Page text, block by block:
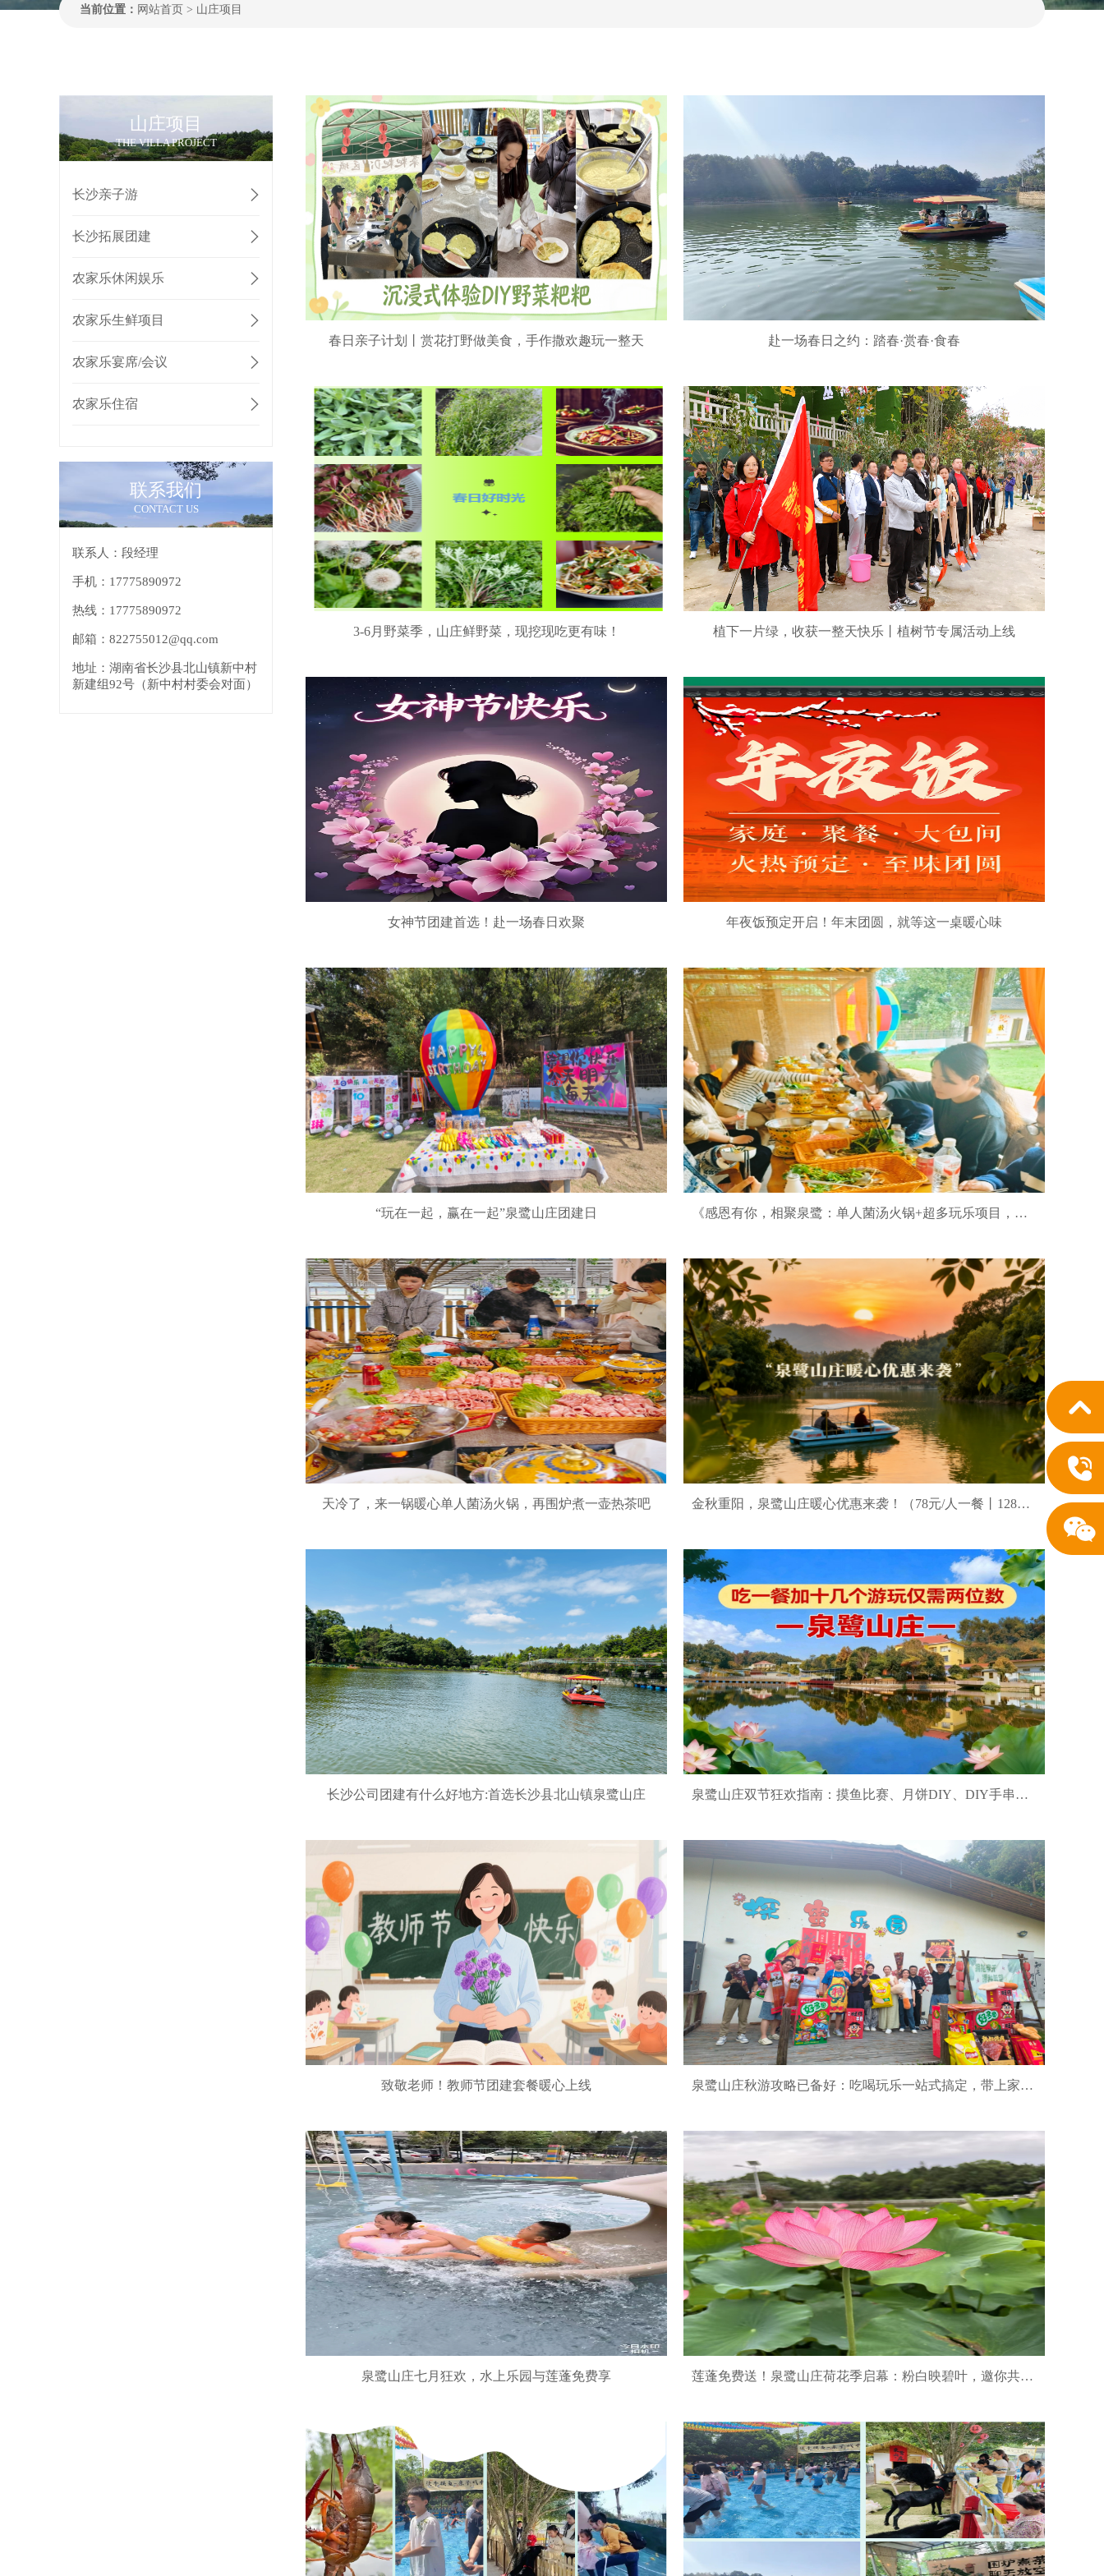
当前位置： 网站首页 > 山庄项目
山庄项目
THE VILLA PROJECT
长沙亲子游
长沙拓展团建
农家乐休闲娱乐
农家乐生鲜项目
农家乐宴席/会议
农家乐住宿
联系我们
CONTACT US
联系人：段经理
手机：17775890972
热线：17775890972
邮箱：822755012@qq.com
地址：湖南省长沙县北山镇新中村
新建组92号（新中村村委会对面）
春日亲子计划丨赏花打野做美食，手作撒欢趣玩一整天 赴一场春日之约：踏春·赏春·食春
3-6月野菜季，山庄鲜野菜，现挖现吃更有味！ 植下一片绿，收获一整天快乐丨植树节专属活动上线
女神节团建首选！赴一场春日欢聚 年夜饭预定开启！年末团圆，就等这一桌暖心味
“玩在一起，赢在一起”泉鹭山庄团建日 《感恩有你，相聚泉鹭：单人菌汤火锅+超多玩乐项目，让这个节日更有温度》
天冷了，来一锅暖心单人菌汤火锅，再围炉煮一壶热茶吧 金秋重阳，泉鹭山庄暖心优惠来袭！（78元/人一餐丨128元/人两餐）
长沙公司团建有什么好地方:首选长沙县北山镇泉鹭山庄 泉鹭山庄双节狂欢指南：摸鱼比赛、月饼DIY、DIY手串、DIY莲蓬干花，天天有精彩！
致敬老师！教师节团建套餐暖心上线 泉鹭山庄秋游攻略已备好：吃喝玩乐一站式搞定，带上家人朋友出发吧！
泉鹭山庄七月狂欢，水上乐园与莲蓬免费享 莲蓬免费送！泉鹭山庄荷花季启幕：粉白映碧叶，邀你共赏水乡诗意！